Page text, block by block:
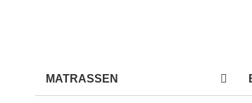
MATRASSEN